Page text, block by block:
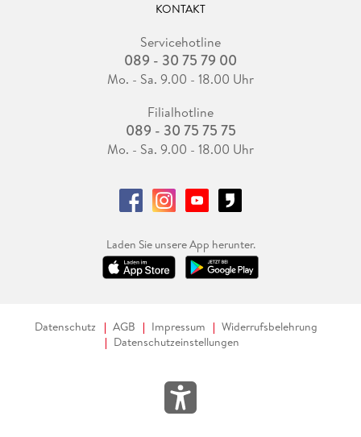
KONTAKT
Servicehotline
089 - 30 75 79 00
Mo. - Sa. 9.00 - 18.00 Uhr
Filialhotline
089 - 30 75 75 75
Mo. - Sa. 9.00 - 18.00 Uhr
Laden Sie unsere App herunter.
Datenschutz AGB Impressum
Widerrufsbelehrung
Datenschutzeinstellungen